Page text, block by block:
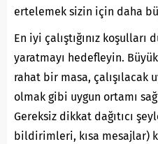
ertelemek sizin için daha
En iyi çalıştığınız koşulları
yaratmayı hedefleyin.
rahat bir masa, çalışılacak
olmak gibi uygun ortamı
Gereksiz dikkat dağıtıcı
bildirimleri, kısa mesajlar)